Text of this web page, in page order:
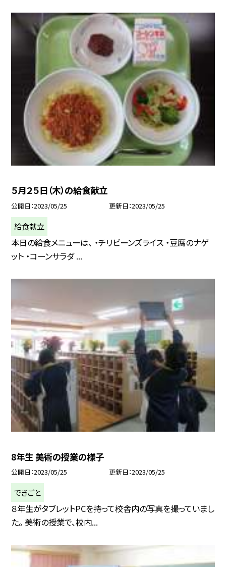
５月２５日（木）の給食献立
公開日 2023/05/25 更新日 2023/05/25
給食献立
本日の給食メニューは、 ・チリビーンズライス ・豆腐のナゲ
ット ・コーンサラダ ...
8年生 美術の授業の様子
公開日 2023/05/25 更新日 2023/05/25
できごと
８年生がタブレットPCを持って校舎内の写真を撮っていまし
た。 美術の授業で、校内...